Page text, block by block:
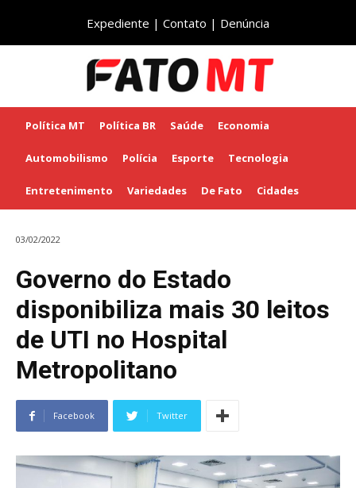
Expediente | Contato | Denúncia
Política MT Política BR Saúde Economia
Automobilismo Polícia Esporte Tecnologia
Entretenimento Variedades De Fato Cidades
03/02/2022
Governo do Estado
disponibiliza mais 30 leitos
de UTI no Hospital
Metropolitano
Facebook Twitter